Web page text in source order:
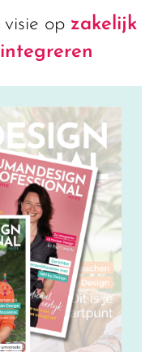
op zakelijk